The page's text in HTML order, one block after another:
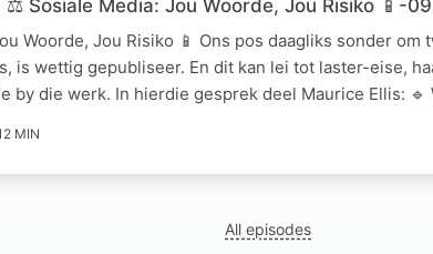
Sosiale Media: Jou Woorde, Jou Risiko 📱-
Woorde, Jou Risiko 📱 Ons pos daagliks sonder
is wettig gepubliseer. En dit kan lei tot laster-eise,
by die werk. In hierdie gesprek deel Maurice Ellis: 🔹
MIN
All episodes